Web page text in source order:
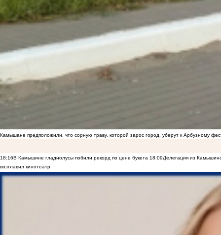
Камышане предположили, что сорную траву, которой зарос город, уберут к Арбузному
18:16В Камышине гладиолусы побили рекорд по цене букета 18:09Делегация из
возглавил кинотеатр